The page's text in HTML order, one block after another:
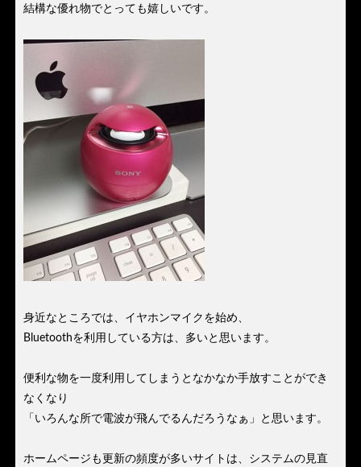
結構な優れ物でとっても嬉しいです。
身近なところでは、イヤホンマイクを始め、
Bluetoothを利用している方は、多いと思います。
便利な物を一度利用してしまうとなかなか手放すことができ
なくなり
「いろんな所で電波が飛んでるんだろうなぁ」と思います。
ホームページも更新の頻度が多いサイトは、システムの見直